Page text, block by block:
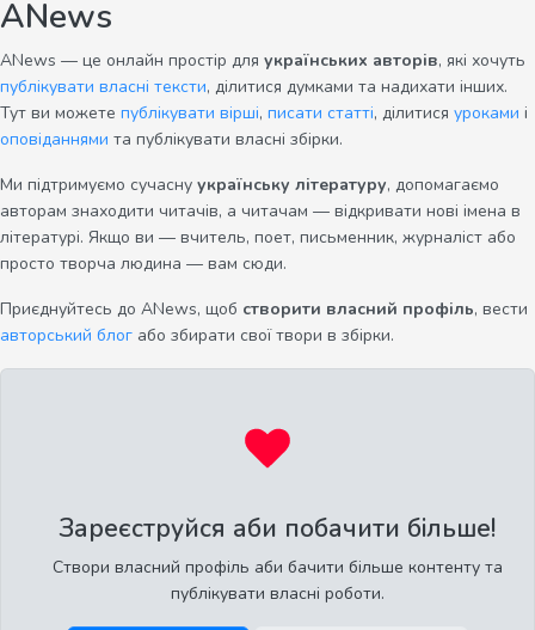
ANews
ANews — це онлайн простір для українських авторів, які хочуть
публікувати власні тексти, ділитися думками та надихати інших.
Тут ви можете публікувати вірші, писати статті, ділитися уроками і
оповіданнями та публікувати власні збірки.
Ми підтримуємо сучасну українську літературу, допомагаємо
авторам знаходити читачів, а читачам — відкривати нові імена в
літературі. Якщо ви — вчитель, поет, письменник, журналіст або
просто творча людина — вам сюди.
Приєднуйтесь до ANews, щоб створити власний профіль, вести
авторський блог або збирати свої твори в збірки.
Зареєструйся аби побачити більше!
Створи власний профіль аби бачити більше контенту та
публікувати власні роботи.